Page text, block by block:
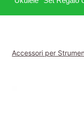
Accessori per